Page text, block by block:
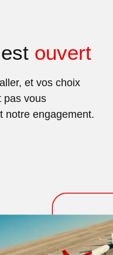
ouvert
et vos choix
pas vous
notre engagement.